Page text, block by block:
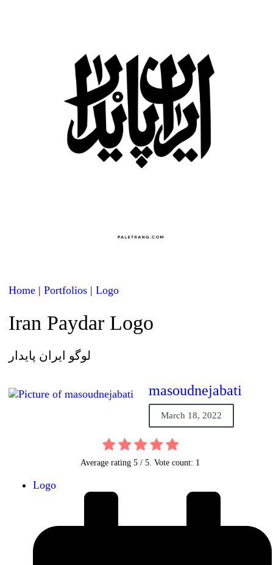
Home |Portfolios |Logo
Iran Paydar Logo
لوگو ایران پایدار
masoudnejabati
March 18, 2022
Average rating5 / 5. Vote count: 1
Logo